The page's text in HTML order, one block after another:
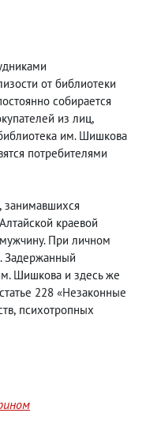
от библиотеки
собирается
из лиц,
им. Шишкова
потребителями
, занимавшихся
краевой
При личном
Задержанный
Шишкова и здесь же
228 «Незаконные
, психотропных